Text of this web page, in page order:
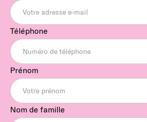
Téléphone
Prénom
Nom de famille